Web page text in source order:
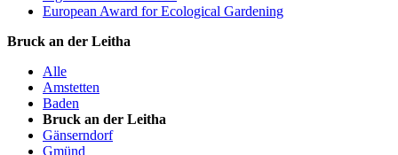
European Award for Ecological Gardening
Bruck an der Leitha
Alle
Amstetten
Baden
Bruck an der Leitha
Gänserndorf
Gmünd